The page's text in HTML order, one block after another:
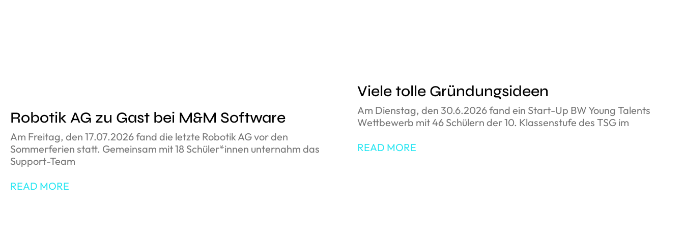
Robotik AG zu Gast bei M&M Software
Am Freitag, den 17.07.2026 fand die letzte Robotik AG vor den
Sommerferien statt. Gemeinsam mit 18 Schüler*innen unternahm das
Support-Team
READ MORE
Viele tolle Gründungsideen
Am Dienstag, den 30.6.2026 fand ein Start-Up BW Young Talents
Wettbewerb mit 46 Schülern der 10. Klassenstufe des TSG im
READ MORE